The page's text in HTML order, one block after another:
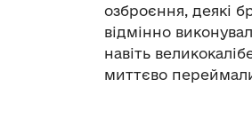
озброєння, деякі
відмінно
навіть
миттєво переймали